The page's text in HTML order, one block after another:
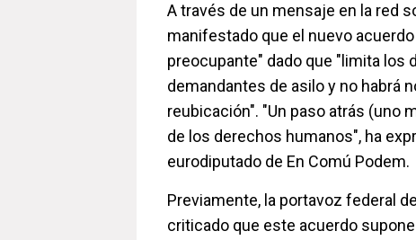
A través de un mensaje en la red
manifestado que el nuevo
preocupante" dado que "limita los
demandantes de asilo y no habrá
reubicación". "Un paso atrás (uno
de los derechos humanos", ha
eurodiputado de En Comú Podem.
Previamente, la portavoz federal de
criticado que este acuerdo